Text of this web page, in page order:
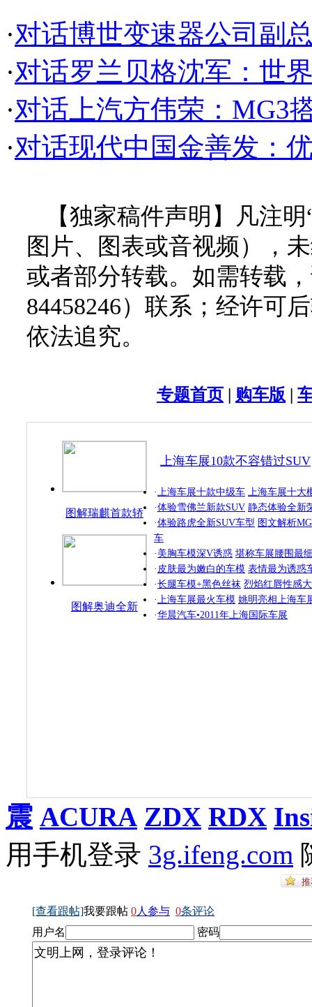
·对话博世变速器公司副
·对话罗兰贝格沈军：世
·对话上汽方伟荣：MG3
·对话现代中国金善发：
【独家稿件声明】凡注
图片、图表或音视频），
或者部分转载。如需转载
84458246）联系；经许可
依法追究。
专题首页 购车版
图解瑞麒首款轿
跑
图解奥迪全新
上海车展10款不容错过SUV
·上海车展十款中级车 上海车展十大
·体验雪佛兰新款SUV 静态体验全新
·体验路虎全新SUV车型 图文解析
车
· 美胸车模深V诱惑 堪称车展腰围最
· 皮肤最为嫩白的车模 表情最为诱惑
·长腿车模+黑色丝袜 烈焰红唇性感
·上海车展最火车模 姚明亮相上海车
·华晨汽车•2011年上海国际车展
震 ACURA ZDX RDX
用手机登录 3g.ifeng.com
[查看跟帖]我要跟帖 0人参与 0条评论
用户名
密码